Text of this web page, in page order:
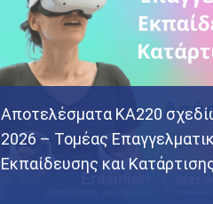
Αποτελέσματα KA220
2026 – Τομέας
Εκπαίδευσης και